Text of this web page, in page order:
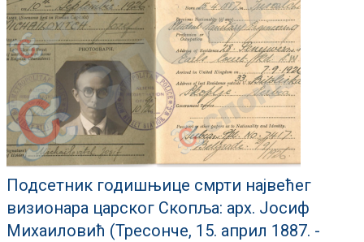
Подсетник годишњице смрти највећег
визионара царског Скопља: арх. Јосиф
Михаиловић (Тресонче, 15. април 1887. -